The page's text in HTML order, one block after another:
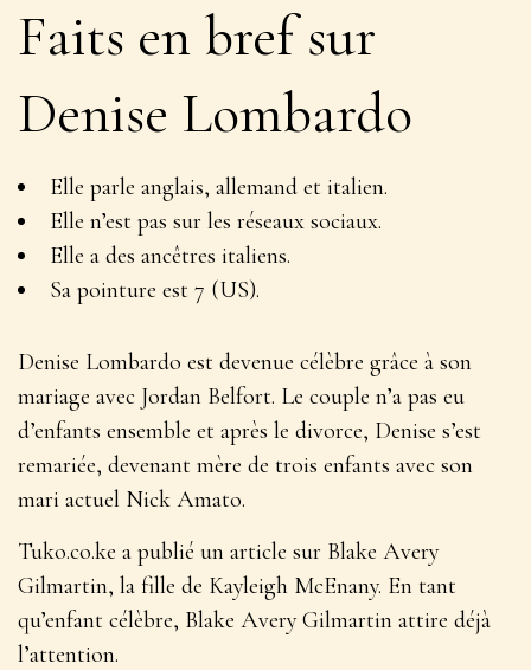
Faits en bref sur
Denise Lombardo
Elle parle anglais, allemand et italien.
Elle n’est pas sur les réseaux sociaux.
Elle a des ancêtres italiens.
Sa pointure est 7 (US).
Denise Lombardo est devenue célèbre grâce à son
mariage avec Jordan Belfort. Le couple n’a pas eu
d’enfants ensemble et après le divorce, Denise s’est
remariée, devenant mère de trois enfants avec son
mari actuel Nick Amato.
Tuko.co.ke a publié un article sur Blake Avery
Gilmartin, la fille de Kayleigh McEnany. En tant
qu’enfant célèbre, Blake Avery Gilmartin attire déjà
l’attention.